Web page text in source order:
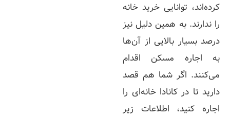
کرده‌اند، توانایی خرید خانه
را ندارند. به همین دلیل نیز
درصد بسیار بالایی از آن‌ها
به اجاره مسکن اقدام
می‌کنند. اگر شما هم قصد
دارید تا در کانادا خانه‌ای را
اجاره کنید، اطلاعات زیر